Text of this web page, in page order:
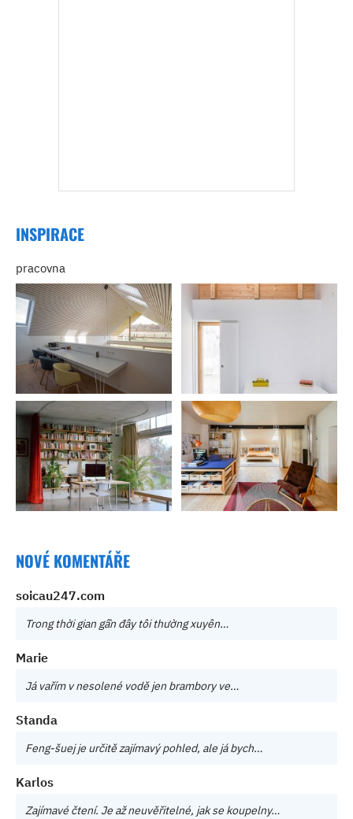
INSPIRACE
pracovna
NOVÉ KOMENTÁŘE
soicau247.com
Trong thời gian gần đây tôi thường xuyên…
Marie
Já vařím v nesolené vodě jen brambory ve…
Standa
Feng-šuej je určitě zajímavý pohled, ale já bych…
Karlos
Zajímavé čtení. Je až neuvěřitelné, jak se koupelny…